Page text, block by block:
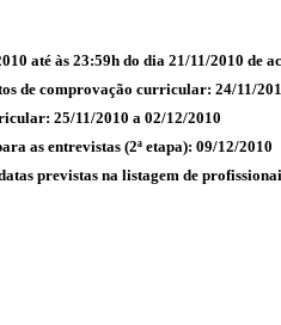
até às 23:59h do dia 21/11/2010
de comprovação curricular: 24/11/
25/11/2010 a 02/12/2010
as entrevistas (2ª etapa): 09/12/2010
previstas na listagem de